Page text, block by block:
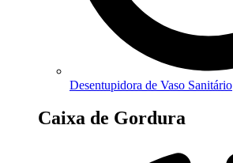
Desentupidora de Vaso Sanitário
Caixa de Gordura